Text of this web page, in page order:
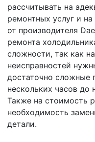
рассчитывать на
ремонтных услуг и
от производителя
ремонта
сложности, так как
неисправностей
достаточно сложные
нескольких часов до
Также на стоимость
необходимость
детали.